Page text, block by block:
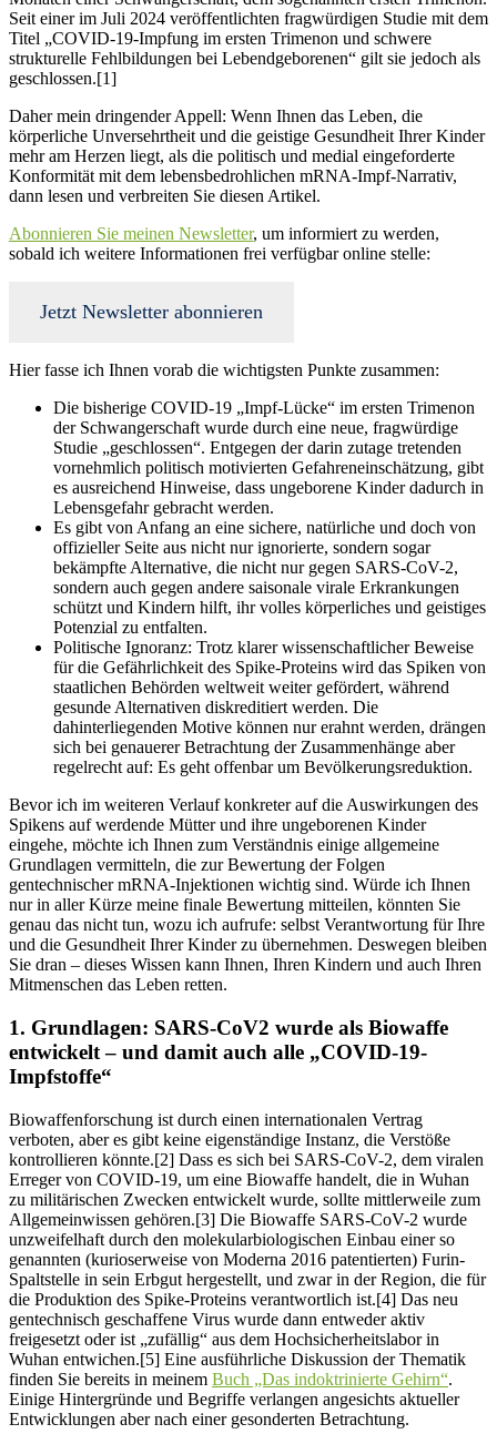
Seit einer im Juli 2024 veröffentlichten fragwürdigen Studie mit dem
Titel „COVID-19-Impfung im ersten Trimenon und schwere
strukturelle Fehlbildungen bei Lebendgeborenen“ gilt sie jedoch als
geschlossen.[1]
Daher mein dringender Appell: Wenn Ihnen das Leben, die
körperliche Unversehrtheit und die geistige Gesundheit Ihrer Kinder
mehr am Herzen liegt, als die politisch und medial eingeforderte
Konformität mit dem lebensbedrohlichen mRNA-Impf-Narrativ,
dann lesen und verbreiten Sie diesen Artikel.
Abonnieren Sie meinen Newsletter, um informiert zu werden,
sobald ich weitere Informationen frei verfügbar online stelle:
Jetzt Newsletter abonnieren
Hier fasse ich Ihnen vorab die wichtigsten Punkte zusammen:
Die bisherige COVID-19 „Impf-Lücke“ im ersten Trimenon
der Schwangerschaft wurde durch eine neue, fragwürdige
Studie „geschlossen“. Entgegen der darin zutage tretenden
vornehmlich politisch motivierten Gefahreneinschätzung, gibt
es ausreichend Hinweise, dass ungeborene Kinder dadurch in
Lebensgefahr gebracht werden.
Es gibt von Anfang an eine sichere, natürliche und doch von
offizieller Seite aus nicht nur ignorierte, sondern sogar
bekämpfte Alternative, die nicht nur gegen SARS-CoV-2,
sondern auch gegen andere saisonale virale Erkrankungen
schützt und Kindern hilft, ihr volles körperliches und geistiges
Potenzial zu entfalten.
Politische Ignoranz: Trotz klarer wissenschaftlicher Beweise
für die Gefährlichkeit des Spike-Proteins wird das Spiken von
staatlichen Behörden weltweit weiter gefördert, während
gesunde Alternativen diskreditiert werden. Die
dahinterliegenden Motive können nur erahnt werden, drängen
sich bei genauerer Betrachtung der Zusammenhänge aber
regelrecht auf: Es geht offenbar um Bevölkerungsreduktion.
Bevor ich im weiteren Verlauf konkreter auf die Auswirkungen des
Spikens auf werdende Mütter und ihre ungeborenen Kinder
eingehe, möchte ich Ihnen zum Verständnis einige allgemeine
Grundlagen vermitteln, die zur Bewertung der Folgen
gentechnischer mRNA-Injektionen wichtig sind. Würde ich Ihnen
nur in aller Kürze meine finale Bewertung mitteilen, könnten Sie
genau das nicht tun, wozu ich aufrufe: selbst Verantwortung für Ihre
und die Gesundheit Ihrer Kinder zu übernehmen. Deswegen bleiben
Sie dran – dieses Wissen kann Ihnen, Ihren Kindern und auch Ihren
Mitmenschen das Leben retten.
1. Grundlagen: SARS-CoV2 wurde als Biowaffe
entwickelt – und damit auch alle „COVID-19-
Impfstoffe“
Biowaffenforschung ist durch einen internationalen Vertrag
verboten, aber es gibt keine eigenständige Instanz, die Verstöße
kontrollieren könnte.[2] Dass es sich bei SARS-CoV-2, dem viralen
Erreger von COVID-19, um eine Biowaffe handelt, die in Wuhan
zu militärischen Zwecken entwickelt wurde, sollte mittlerweile zum
Allgemeinwissen gehören.[3] Die Biowaffe SARS-CoV-2 wurde
unzweifelhaft durch den molekularbiologischen Einbau einer so
genannten (kurioserweise von Moderna 2016 patentierten) Furin-
Spaltstelle in sein Erbgut hergestellt, und zwar in der Region, die für
die Produktion des Spike-Proteins verantwortlich ist.[4] Das neu
gentechnisch geschaffene Virus wurde dann entweder aktiv
freigesetzt oder ist „zufällig“ aus dem Hochsicherheitslabor in
Wuhan entwichen.[5] Eine ausführliche Diskussion der Thematik
finden Sie bereits in meinem Buch „Das indoktrinierte Gehirn“.
Einige Hintergründe und Begriffe verlangen angesichts aktueller
Entwicklungen aber nach einer gesonderten Betrachtung.